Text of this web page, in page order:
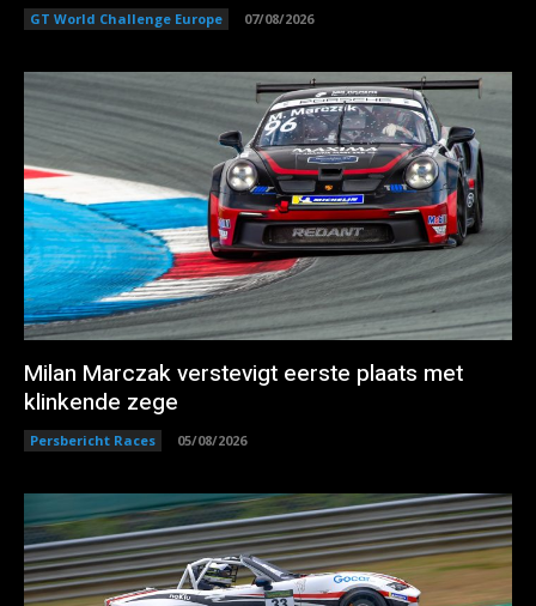
GT World Challenge Europe 07/08/2026
Milan Marczak verstevigt eerste plaats met
klinkende zege
Persbericht Races 05/08/2026